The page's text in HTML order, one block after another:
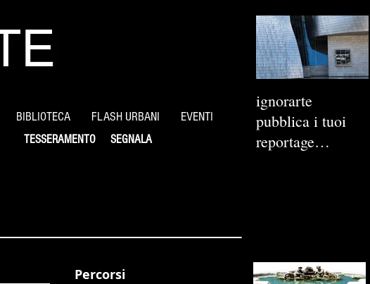
BIBLIOTECA FLASH URBANI EVENTI
SEGNALA
TESSERAMENTO
ignorarte
pubblica i tuoi
reportage
Percorsi